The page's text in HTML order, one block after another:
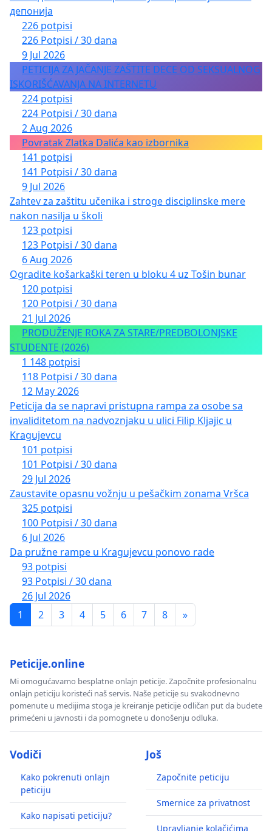
депонија
226 potpisi
226 Potpisi / 30 dana
9 Jul 2026
PETICIJA ZA JAČANJE ZAŠTITE DECE OD SEKSUALNOG
ISKORIŠĆAVANJA NA INTERNETU
224 potpisi
224 Potpisi / 30 dana
2 Aug 2026
Povratak Zlatka Dalića kao izbornika
141 potpisi
141 Potpisi / 30 dana
9 Jul 2026
Zahtev za zaštitu učenika i stroge disciplinske mere
nakon nasilja u školi
123 potpisi
123 Potpisi / 30 dana
6 Aug 2026
Ogradite košarkaški teren u bloku 4 uz Tošin bunar
120 potpisi
120 Potpisi / 30 dana
21 Jul 2026
PRODUŽENJE ROKA ZA STARE/PREDBOLONJSKE
STUDENTE (2026)
1 148 potpisi
118 Potpisi / 30 dana
12 May 2026
Peticija da se napravi pristupna rampa za osobe sa
invaliditetom na nadvoznjaku u ulici Filip Kljajic u
Kragujevcu
101 potpisi
101 Potpisi / 30 dana
29 Jul 2026
Zaustavite opasnu vožnju u pešačkim zonama Vršca
325 potpisi
100 Potpisi / 30 dana
6 Jul 2026
Da pružne rampe u Kragujevcu ponovo rade
93 potpisi
93 Potpisi / 30 dana
26 Jul 2026
1
2 3 4 5 6 7 8 »
Peticije.online
Mi omogućavamo besplatne onlajn peticije. Započnite profesionalnu
onlajn peticiju koristeći naš servis. Naše peticije su svakodnevno
pomenute u medijima stoga je kreiranje peticije odličan put da budete
primećeni u javnosti i da pomognete u donošenju odluka.
Vodiči
Kako pokrenuti onlajn
peticiju
Kako napisati peticiju?
Još
Započnite peticiju
Smernice za privatnost
Upravljanje kolačićima